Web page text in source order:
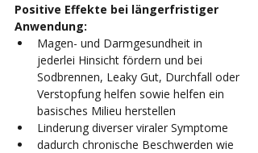
Positive Effekte bei längerfristiger
Anwendung:
Magen- und Darmgesundheit in
jederlei Hinsicht fördern und bei
Sodbrennen, Leaky Gut, Durchfall oder
Verstopfung helfen sowie helfen ein
basisches Milieu herstellen
Linderung diverser viraler Symptome
dadurch chronische Beschwerden wie